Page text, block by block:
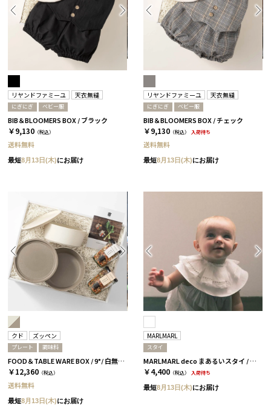
リヤンドファミーユ 天衣無縫
にぎにぎ ベビー服
BIB＆BLOOMERS BOX / ブラック
￥9,130 （税込）
送料無料
最短8月13日(木)にお届け
リヤンドファミーユ 天衣無縫
にぎにぎ ベビー服
BIB＆BLOOMERS BOX / チェック
￥9,130 （税込） 入荷待ち
送料無料
最短8月13日(木)にお届け
クド ズッペン
プレート 調味料
FOOD＆TABLE WARE BOX / 9°/ 白無垢&茶大色
￥12,360 （税込）
送料無料
最短8月13日(木)にお届け
MARLMARL
スタイ
MARLMARL deco まあるいスタイ / エリザベス［マールマール］
￥4,400 （税込） 入荷待ち
最短8月13日(木)にお届け